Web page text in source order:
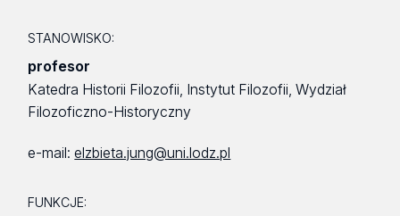
STANOWISKO:
profesor
Katedra Historii Filozofii, Instytut Filozofii, Wydział
Filozoficzno-Historyczny
e-mail:elzbieta.jung@uni.lodz.pl
FUNKCJE: